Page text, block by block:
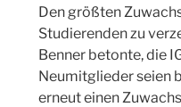
Den größten
Studierenden zu
Benner betonte, die
Neumitglieder seien
erneut einen